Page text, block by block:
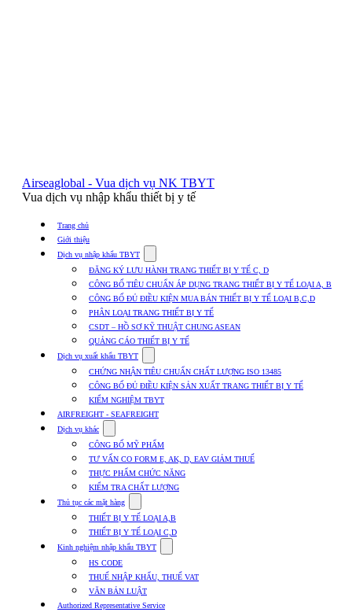
Airseaglobal - Vua dịch vụ NK TBYT
Vua dịch vụ nhập khẩu thiết bị y tế
Trang chủ
Giới thiệu
Dịch vụ nhập khẩu TBYT
submenu
for
Dịch
vụ
nhập
khẩu
TBYT
ĐĂNG KÝ LƯU HÀNH TRANG THIẾT BỊ Y TẾ C, D
CÔNG BỐ TIÊU CHUẨN ÁP DỤNG TRANG THIẾT BỊ Y TẾ LOẠI A, B
CÔNG BỐ ĐỦ ĐIỀU KIỆN MUA BÁN THIẾT BỊ Y TẾ LOẠI B,C,D
PHÂN LOẠI TRANG THIẾT BỊ Y TẾ
CSDT – HỒ SƠ KỸ THUẬT CHUNG ASEAN
QUẢNG CÁO THIẾT BỊ Y TẾ
Dịch vụ xuất khẩu TBYT
submenu
for
Dịch
vụ
xuất
TBYT
CHỨNG NHẬN TIÊU CHUẨN CHẤT LƯỢNG ISO 13485
CÔNG BỐ ĐỦ ĐIỀU KIỆN SẢN XUẤT TRANG THIẾT BỊ Y TẾ
KIỂM NGHIỆM TBYT
AIRFREIGHT - SEAFREIGHT
Dịch vụ khác
submenu
for
Dịch
vụ
khác
CÔNG BỐ MỸ PHẨM
TƯ VẤN CO FORM E, AK, D, EAV GIẢM THUẾ
THỰC PHẨM CHỨC NĂNG
KIỂM TRA CHẤT LƯỢNG
Thủ tục các mặt hàng
submenu
for
Thủ
tục
mặt
hàng
THIẾT BỊ Y TẾ LOẠI A,B
THIẾT BỊ Y TẾ LOẠI C,D
Kinh nghiệm nhập khẩu TBYT
submenu
Kinh
HS CODE
THUẾ NHẬP KHẨU, THUẾ VAT
VĂN BẢN LUẬT
Authorized Representative Service